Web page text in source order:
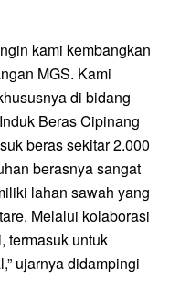
kami kembangkan
MGS. Kami
di bidang
Beras Cipinang
beras sekitar 2.000
berasnya sangat
lahan sawah yang
Melalui kolaborasi
termasuk untuk
ujarnya didampingi